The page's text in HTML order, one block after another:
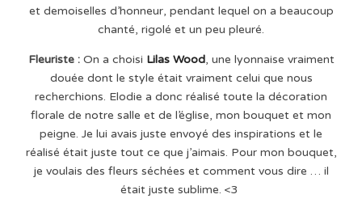
et demoiselles d’honneur, pendant lequel on a beaucoup
chanté, rigolé et un peu pleuré.
Fleuriste : On a choisi Lilas Wood, une lyonnaise vraiment
douée dont le style était vraiment celui que nous
recherchions. Elodie a donc réalisé toute la décoration
florale de notre salle et de l’église, mon bouquet et mon
peigne. Je lui avais juste envoyé des inspirations et le
réalisé était juste tout ce que j’aimais. Pour mon bouquet,
je voulais des fleurs séchées et comment vous dire … il
était juste sublime. <3